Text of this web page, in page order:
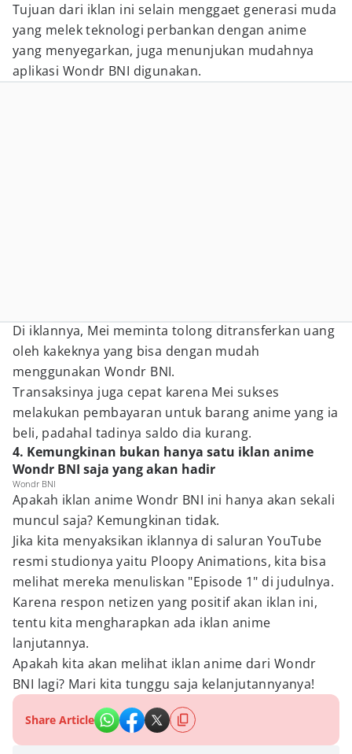
Tujuan dari iklan ini selain menggaet generasi muda
yang melek teknologi perbankan dengan anime
yang menyegarkan, juga menunjukan mudahnya
aplikasi Wondr BNI digunakan.
Di iklannya, Mei meminta tolong ditransferkan uang
oleh kakeknya yang bisa dengan mudah
menggunakan Wondr BNI.
Transaksinya juga cepat karena Mei sukses
melakukan pembayaran untuk barang anime yang ia
beli, padahal tadinya saldo dia kurang.
4. Kemungkinan bukan hanya satu iklan anime
Wondr BNI saja yang akan hadir
Wondr BNI
Apakah iklan anime Wondr BNI ini hanya akan sekali
muncul saja? Kemungkinan tidak.
Jika kita menyaksikan iklannya di saluran YouTube
resmi studionya yaitu Ploopy Animations, kita bisa
melihat mereka menuliskan "Episode 1" di judulnya.
Karena respon netizen yang positif akan iklan ini,
tentu kita mengharapkan ada iklan anime
lanjutannya.
Apakah kita akan melihat iklan anime dari Wondr
BNI lagi? Mari kita tunggu saja kelanjutannyanya!
Share Article